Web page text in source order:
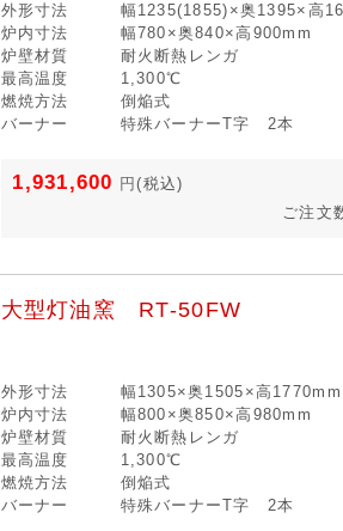
外形寸法
幅1235(1855)×奥1395×高
炉内寸法
幅780×奥840×高900mm
炉壁材質
耐火断熱レンガ
最高温度
1,300℃
燃焼方法
倒焔式
バーナー
特殊バーナーT字 2本
1,931,600 円(税込)
ご注文
大型灯油窯 RT-50FW
外形寸法
幅1305×奥1505×高
炉内寸法
幅800×奥850×高980mm
炉壁材質
耐火断熱レンガ
最高温度
1,300℃
燃焼方法
倒焔式
バーナー
特殊バーナーT字 2本